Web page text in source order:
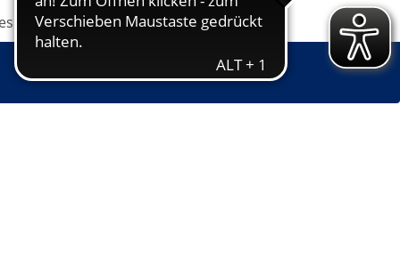
Grundbildung Jugendkunstschule